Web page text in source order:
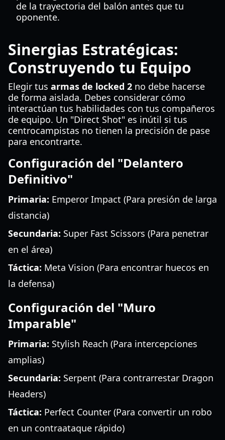
de la trayectoria del balón antes que tu
oponente.
Sinergias Estratégicas:
Construyendo tu Equipo
Elegir tus armas de locked 2 no debe hacerse
de forma aislada. Debes considerar cómo
interactúan tus habilidades con tus compañeros
de equipo. Un "Direct Shot" es inútil si tus
centrocampistas no tienen la precisión de pase
para encontrarte.
Configuración del "Delantero
Definitivo"
Primaria: Emperor Impact (Para presión de larga
distancia)
Secundaria: Super Fast Scissors (Para penetrar
en el área)
Táctica: Meta Vision (Para encontrar huecos en
la defensa)
Configuración del "Muro
Imparable"
Primaria: Stylish Reach (Para intercepciones
amplias)
Secundaria: Serpent (Para contrarrestar Dragon
Headers)
Táctica: Perfect Counter (Para convertir un robo
en un contraataque rápido)